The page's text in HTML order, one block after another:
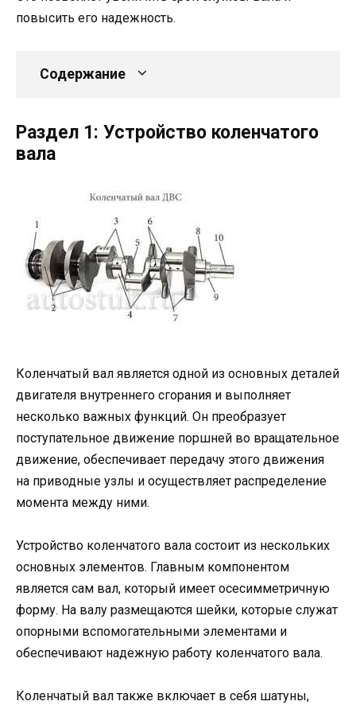
повысить его надежность.
Содержание
Раздел 1: Устройство коленчатого
вала
Коленчатый вал является одной из основных деталей
двигателя внутреннего сгорания и выполняет
несколько важных функций. Он преобразует
поступательное движение поршней во вращательное
движение, обеспечивает передачу этого движения
на приводные узлы и осуществляет распределение
момента между ними.
Устройство коленчатого вала состоит из нескольких
основных элементов. Главным компонентом
является сам вал, который имеет осесимметричную
форму. На валу размещаются шейки, которые служат
опорными вспомогательными элементами и
обеспечивают надежную работу коленчатого вала.
Коленчатый вал также включает в себя шатуны,